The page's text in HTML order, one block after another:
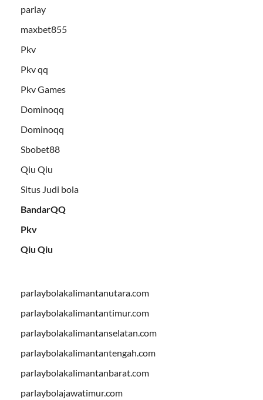
parlay
maxbet855
Pkv
Pkv qq
Pkv Games
Dominoqq
Dominoqq
Sbobet88
Qiu Qiu
Situs Judi bola
BandarQQ
Pkv
Qiu Qiu
parlaybolakalimantanutara.com
parlaybolakalimantantimur.com
parlaybolakalimantanselatan.com
parlaybolakalimantantengah.com
parlaybolakalimantanbarat.com
parlaybolajawatimur.com